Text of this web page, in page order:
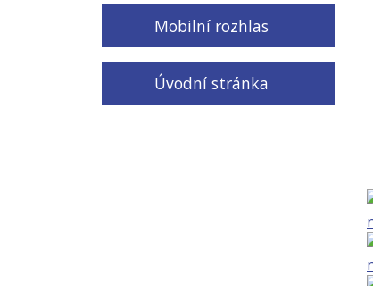
Mobilní rozhlas
Úvodní stránka